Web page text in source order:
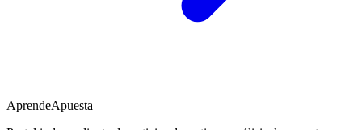
AprendeApuesta